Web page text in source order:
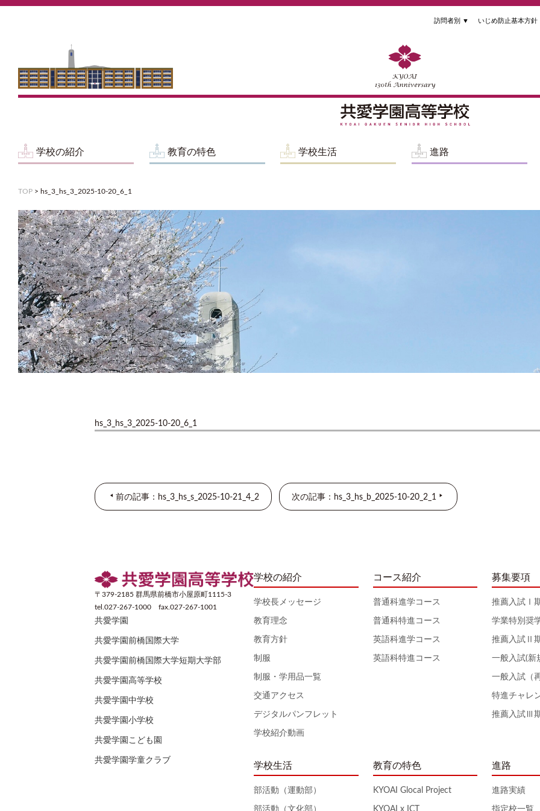
訪問者別 ▼ いじめ防止基本方針
学校の紹介 教育の特色 学校生活 進路
TOP > hs_3_hs_3_2025-10-20_6_1
hs_3_hs_3_2025-10-20_6_1
前の記事：hs_3_hs_s_2025-10-21_4_2 次の記事：hs_3_hs_b_2025-10-20_2_1
〒379-2185 群馬県前橋市小屋原町1115-3
tel.027-267-1000 fax.027-267-1001
共愛学園
共愛学園前橋国際大学
共愛学園前橋国際大学短期大学部
共愛学園高等学校
共愛学園中学校
共愛学園小学校
共愛学園こども園
共愛学園学童クラブ
学校の紹介
学校長メッセージ
教育理念
教育方針
制服
制服・学用品一覧
交通アクセス
デジタルパンフレット
学校紹介動画
学校生活
部活動（運動部）
部活動（文化部）
コース紹介
普通科進学コース
普通科特進コース
英語科進学コース
英語科特進コース
教育の特色
KYOAI Glocal Project
KYOAI x ICT
募集要項
推薦入試Ⅰ
学業特別奨
推薦入試Ⅱ
一般入試(新
一般入試（
特進チャレ
推薦入試Ⅲ
進路
進路実績
指定校一覧